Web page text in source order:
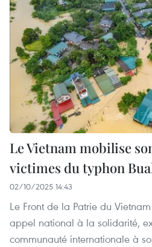
Le Vietnam mobilise
victimes du typhon
02/10/2025 14:43
Le Front de la Patrie du
appel national à la solidarité,
communauté internationale à